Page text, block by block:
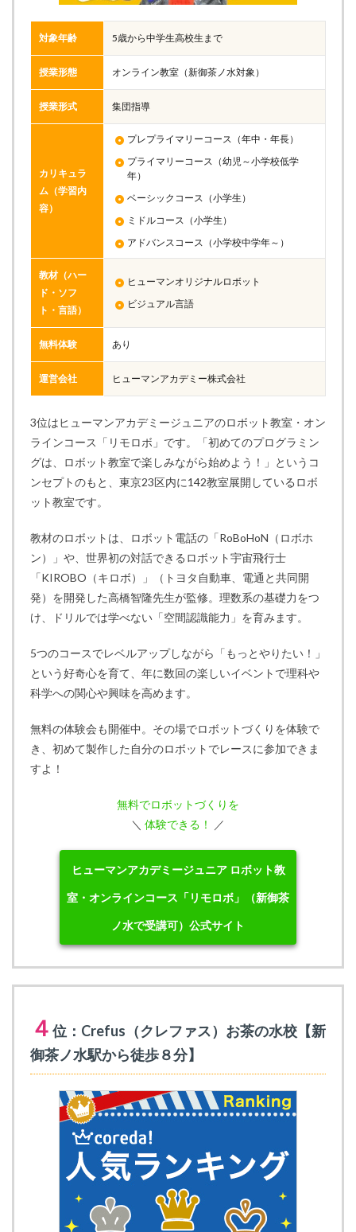
対象年齢 5歳から中学生高校生まで
授業形態 オンライン教室（新御茶ノ水対象）
授業形式 集団指導
カリキュラ
ム（学習内
容）
プレプライマリーコース（年中・年長）
プライマリーコース（幼児～小学校低学
年）
ベーシックコース（小学生）
ミドルコース（小学生）
アドバンスコース（小学校中学年～）
教材（ハー
ド・ソフ
ト・言語）
ヒューマンオリジナルロボット
ビジュアル言語
無料体験 あり
運営会社 ヒューマンアカデミー株式会社
3位はヒューマンアカデミージュニアのロボット教室・オン
ラインコース「リモロボ」です。「初めてのプログラミン
グは、ロボット教室で楽しみながら始めよう！」というコ
ンセプトのもと、東京23区内に142教室展開しているロボ
ット教室です。
教材のロボットは、ロボット電話の「RoBoHoN（ロボホ
ン）」や、世界初の対話できるロボット宇宙飛行士
「KIROBO（キロボ）」（トヨタ自動車、電通と共同開
発）を開発した高橋智隆先生が監修。理数系の基礎力をつ
け、ドリルでは学べない「空間認識能力」を育みます。
5つのコースでレベルアップしながら「もっとやりたい！」
という好奇心を育て、年に数回の楽しいイベントで理科や
科学への関心や興味を高めます。
無料の体験会も開催中。その場でロボットづくりを体験で
き、初めて製作した自分のロボットでレースに参加できま
すよ！
無料でロボットづくりを
＼ 体験できる！ ／
ヒューマンアカデミージュニア ロボット教
室・オンラインコース「リモロボ」（新御茶
ノ水で受講可）公式サイト
４ 位：Crefus（クレファス）お茶の水校【新
御茶ノ水駅から徒歩８分】